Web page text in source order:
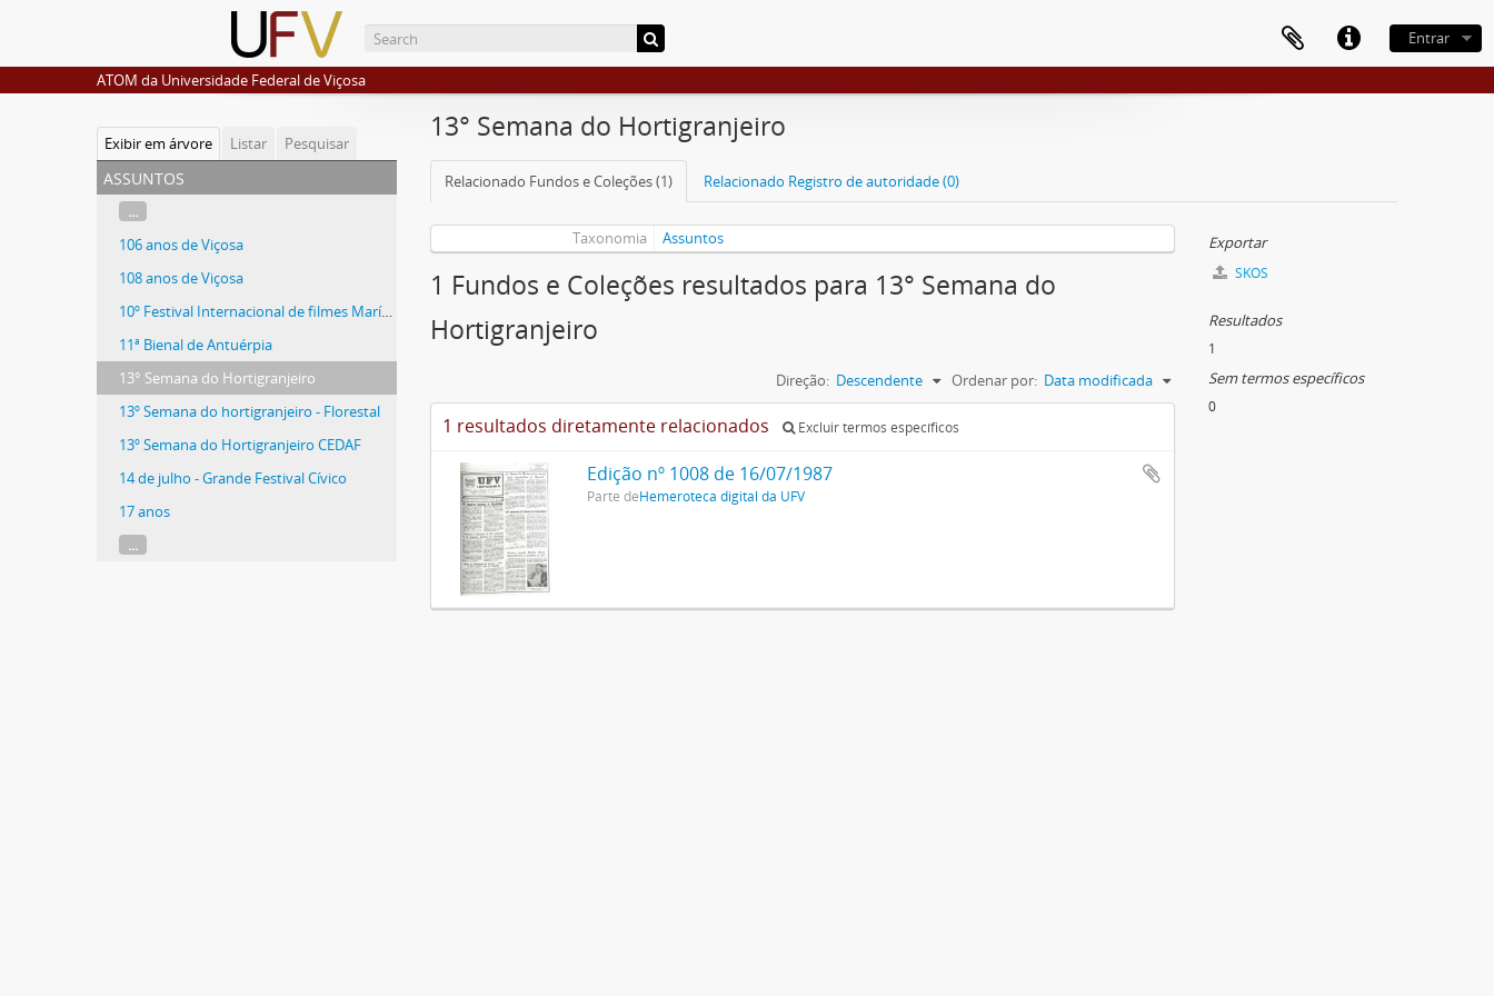
Entrar
ATOM da Universidade Federal de Viçosa
Exibir em árvore Listar Pesquisar
assuntos
...
106 anos de Viçosa
108 anos de Viçosa
10º Festival Internacional de filmes Marítimos e Exploração
11ª Bienal de Antuérpia
13° Semana do Hortigranjeiro
13º Semana do hortigranjeiro - Florestal
13º Semana do Hortigranjeiro CEDAF
14 de julho - Grande Festival Cívico
17 anos
...
13° Semana do Hortigranjeiro
Relacionado Fundos e Coleções (1) Relacionado Registro de autoridade (0)
Taxonomia Assuntos
1 Fundos e Coleções resultados para 13° Semana do
Hortigranjeiro
Ordenar por: Data modificada
Direção: Descendente
1 resultados diretamente relacionados Excluir termos específicos
Edição nº 1008 de 16/07/1987
Parte deHemeroteca digital da UFV
Exportar
SKOS
Resultados
1
Sem termos específicos
0